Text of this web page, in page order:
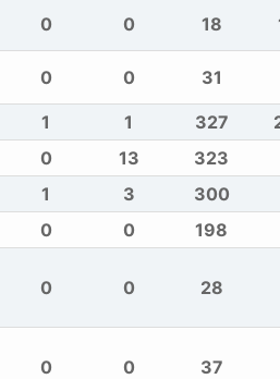
0 0 18
0 0 31
1 1 327
0 13
323
1 3
300
0 0 198
0 0 28
0 0 37